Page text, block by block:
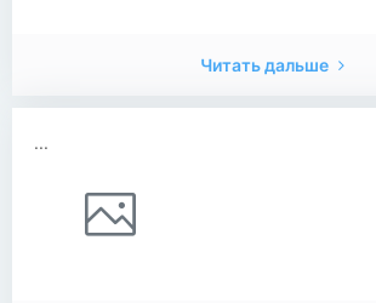
Читать дальше
...